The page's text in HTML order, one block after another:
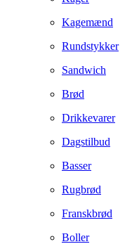
Kagemænd
Rundstykker
Sandwich
Brød
Drikkevarer
Dagstilbud
Basser
Rugbrød
Franskbrød
Boller